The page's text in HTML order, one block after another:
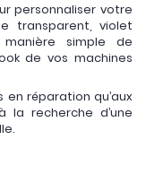
personnaliser votre
transparent, violet
simple de
de vos machines
en réparation qu’aux
la recherche d’une